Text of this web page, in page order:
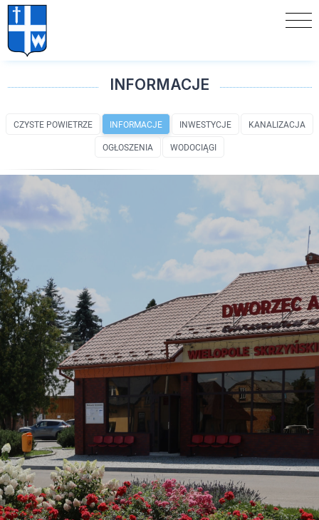
INFORMACJE
CZYSTE POWIETRZE INFORMACJE INWESTYCJE
KANALIZACJA
OGŁOSZENIA
WODOCIĄGI